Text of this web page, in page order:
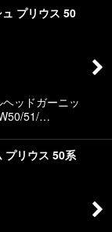
プリウス 50
ッドガーニッ
51/…
プリウス 50系